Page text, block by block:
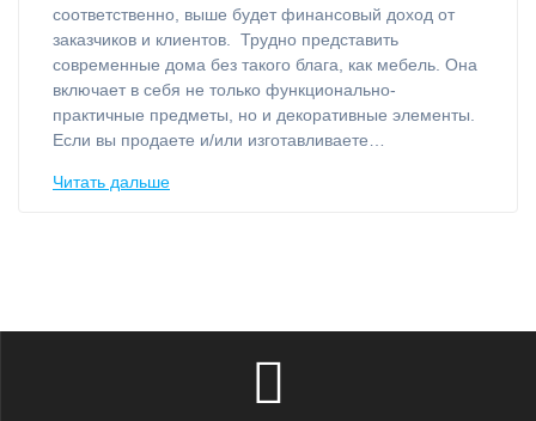
соответственно, выше будет финансовый доход от
заказчиков и клиентов. Трудно представить
современные дома без такого блага, как мебель. Она
включает в себя не только функционально-
практичные предметы, но и декоративные элементы.
Если вы продаете и/или изготавливаете…
Читать дальше